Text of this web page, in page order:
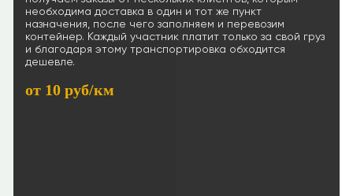
необходима доставка в один и тот же пункт
назначения, после чего заполняем и перевозим
контейнер. Каждый участник платит только за свой груз
и благодаря этому транспортировка обходится
дешевле.
от 10 руб/км